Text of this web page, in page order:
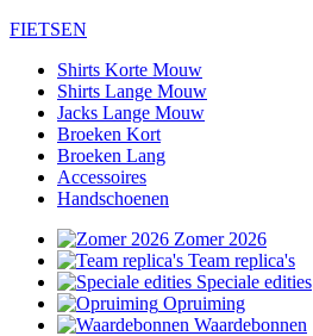
FIETSEN
Shirts Korte Mouw
Shirts Lange Mouw
Jacks Lange Mouw
Broeken Kort
Broeken Lang
Accessoires
Handschoenen
Zomer 2026
Team replica's
Speciale edities
Opruiming
Waardebonnen